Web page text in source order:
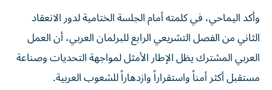
وأكد اليماحي، في كلمته أمام الجلسة الختامية لدور الانعقاد
الثاني من الفصل التشريعي الرابع للبرلمان العربي، أن العمل
العربي المشترك يظل الإطار الأمثل لمواجهة التحديات وصناعة
مستقبل أكثر أمناً واستقراراً وازدهاراً للشعوب العربية.